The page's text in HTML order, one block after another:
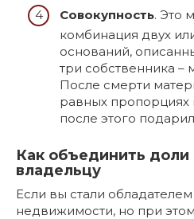
Совокупность. Это
комбинация двух
оснований,
три собственника –
После смерти
равных пропорциях
после этого
Как объединить
владельцу
Если вы стали
недвижимости, но при